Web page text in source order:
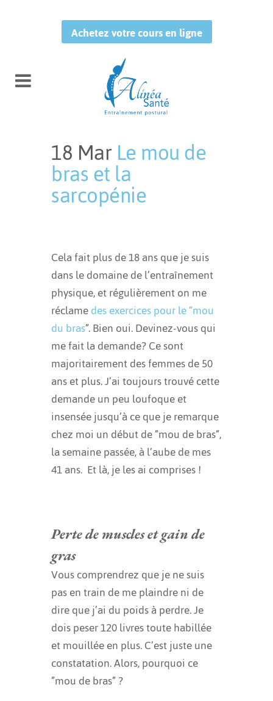
Achetez votre cours en ligne
18 MarLe mou de
bras et la
sarcopénie
Publié à 00:26h
Cela fait plus de 18 ans que je suis
dans le domaine de l’entraînement
physique, et régulièrement on me
réclamedes exercices pour le “mou
du bras”. Bien oui. Devinez-vous qui
me fait la demande? Ce sont
majoritairement des femmes de 50
ans et plus. J’ai toujours trouvé cette
demande un peu loufoque et
insensée jusqu’à ce que je remarque
chez moi un début de ”mou de bras”,
la semaine passée, à l’aube de mes
41 ans. Et là, je les ai comprises !
Perte de muscles et gain de
gras
Vous comprendrez que je ne suis
pas en train de me plaindre ni de
dire que j’ai du poids à perdre. Je
dois peser 120 livres toute habillée
et mouillée en plus. C’est juste une
constatation. Alors, pourquoi ce
”mou de bras” ?